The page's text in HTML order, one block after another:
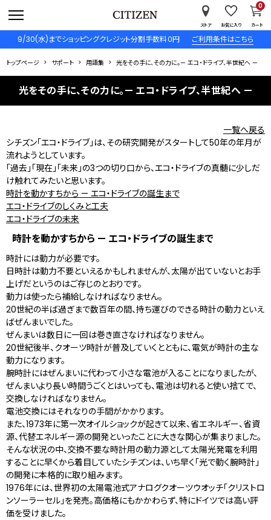
9/30(水)までショッピングクレジット分割手数料０円 ご利用条件はこちら
ストア お気に入り カート
0
トップページ サポート 用語集 光をその手に、その力に。— エコ・ドライブ、半世紀へ —
光をその手に、その力に。— エコ・ドライブ、半世紀へ —
一覧へ戻る
シチズン「エコ・ドライブ」は、その研究開発がスタートして50年の年月が
流れようとしています。
「過去」「現在」「未来」の3つの切り口から、エコ・ドライブの真髄に少しだ
け触れてみたいと思います。
時計を動かすちから — エコ・ドライブの誕生まで
エコ・ドライブのしくみと工夫
エコ・ドライブの未来
時計を動かすちから — エコ・ドライブの誕生まで
時計には動力が必要です。
日時計は動力不要といえるかもしれませんが、太陽が出ていないとお手
上げだというのはご存じのとおりです。
動力は使ったら補給しなければなりません。
20世紀の半ば過ぎまで数百年の間、持ち運びのできる時計の動力といえ
ばぜんまいでした。
ぜんまいは数日に一回は巻き直さなければなりません。
20世紀後半、クオーツ時計が普及していくとともに、電気が時計の主な
動力になります。
腕時計にはぜんまいに代わって小さな電池が入ることになりましたが、
ぜんまいより長い時間うごくとはいっても、電池は切れると使い捨てで、
交換しなければなりません。
電池交換にはそれなりの手間がかかります。
また、1973年に第一次オイルショックが起きて以来、省エネルギー、省資
源、代替エネルギー源の開発といったことに大きな関心が集まりました。
そんな状況の中、交換不要な時計用の動力源として太陽光発電を利用
することに早くから着目していたシチズンは、いち早く「光で動く腕時計」
の開発に本格的に取り組みます。
1976年には、世界初の太陽電池式アナログクオーツウオッチ「クリストロ
ンソーラーセル」を発売。高価格にもかかわらず、特にドイツでは高い評
価を受けました。